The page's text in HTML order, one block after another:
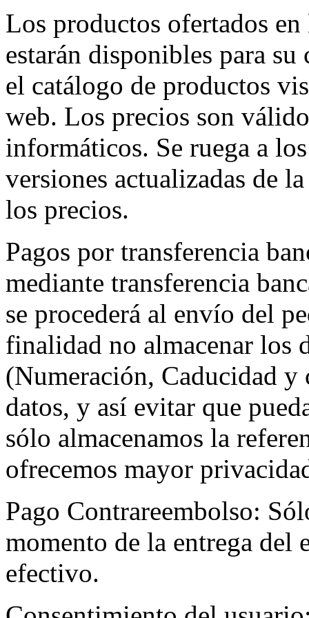
Los productos ofertados
estarán disponibles para
el catálogo de productos
web. Los precios son
informáticos. Se ruega a
versiones actualizadas de
los precios.
Pagos por transferencia
mediante transferencia
se procederá al envío del
finalidad no almacenar los
(Numeración, Caducidad
datos, y así evitar que
sólo almacenamos la
ofrecemos mayor
Pago Contrareembolso:
momento de la entrega del
efectivo.